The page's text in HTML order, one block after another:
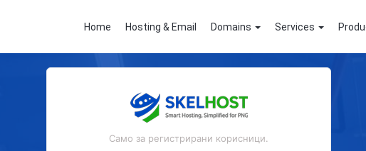
Home Hosting & Email Domains Services
Само за регистрирани корисници.